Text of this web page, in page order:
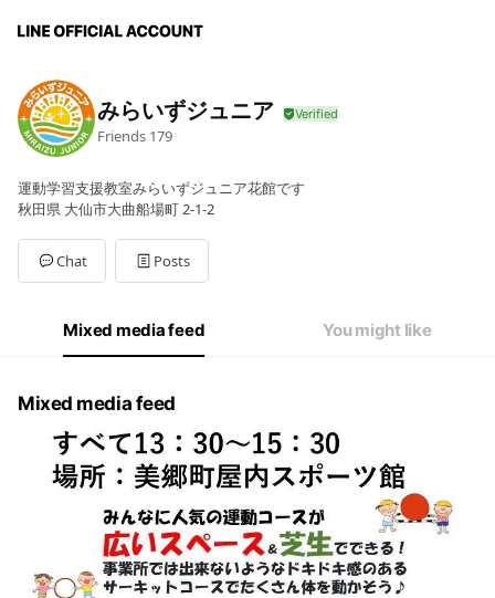
みらいずジュニア
Friends 179
運動学習支援教室みらいずジュニア花館です
秋田県 大仙市大曲船場町 2-1-2
Chat Posts
Mixed media feed You might like
Mixed media feed